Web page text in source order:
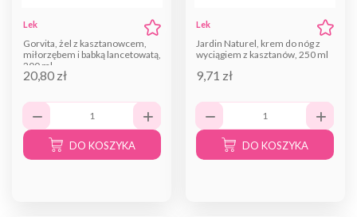
Lek
Gorvita, żel z kasztanowcem,
miłorzębem i babką lancetowatą,
200 ml
20,80 zł
DO KOSZYKA
Lek
Jardin Naturel, krem do nóg z
wyciągiem z kasztanów, 250 ml
9,71 zł
DO KOSZYKA